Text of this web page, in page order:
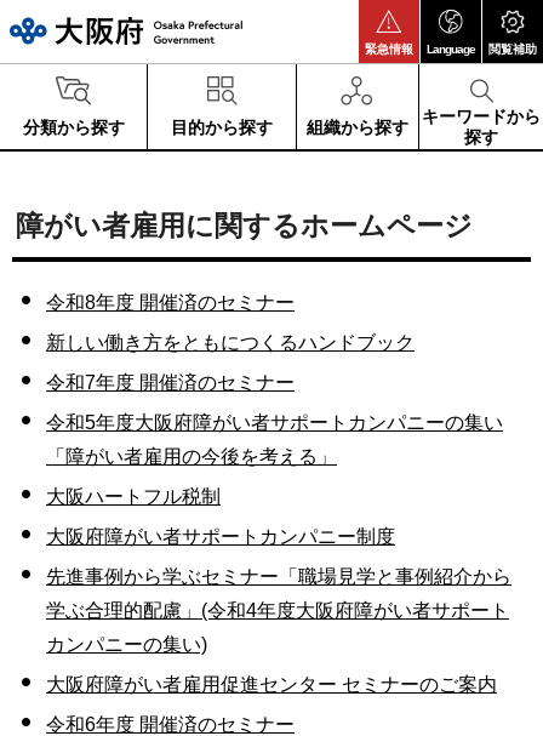
緊急情報 Language 閲覧補助
分類から探す 目的から探す 組織から探す
キーワードから
探す
障がい者雇用に関するホームページ
令和8年度 開催済のセミナー
新しい働き方をともにつくるハンドブック
令和7年度 開催済のセミナー
令和5年度大阪府障がい者サポートカンパニーの集い
「障がい者雇用の今後を考える」
大阪ハートフル税制
大阪府障がい者サポートカンパニー制度
先進事例から学ぶセミナー「職場見学と事例紹介から
学ぶ合理的配慮」(令和4年度大阪府障がい者サポート
カンパニーの集い)
大阪府障がい者雇用促進センター セミナーのご案内
令和6年度 開催済のセミナー